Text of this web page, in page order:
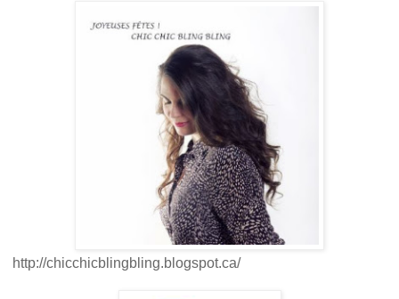
http://chicchicblingbling.blogspot.ca/